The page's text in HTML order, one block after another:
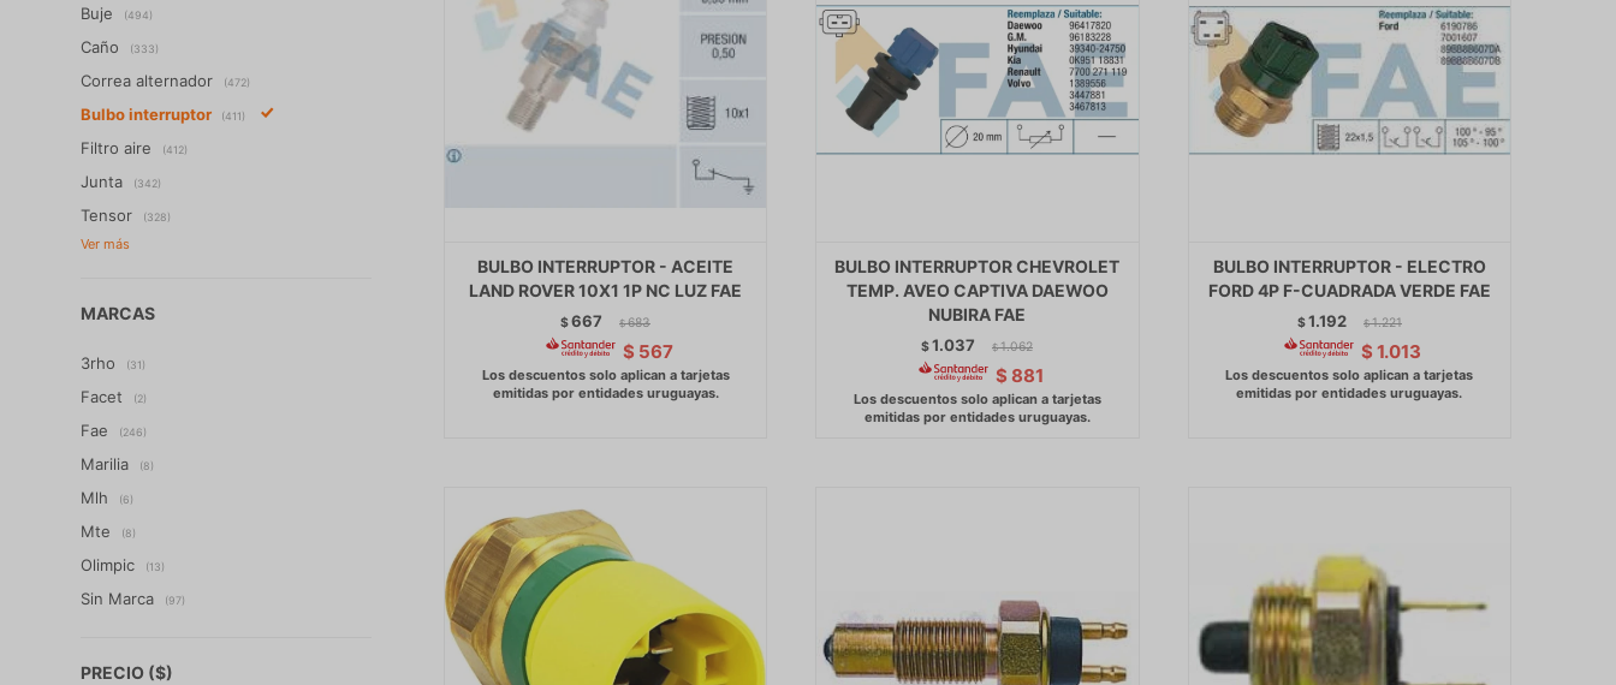
BULBO INTERRUPTOR - ACEITE
LAND ROVER 10X1 1P NC LUZ FAE
$667 $ 683
$ 567
BULBO INTERRUPTOR CHEVROLET
TEMP. AVEO CAPTIVA DAEWOO
NUBIRA FAE
$1.037 $ 1.062
$ 881
BULBO INTERRUPTOR - ELECTRO
FORD 4P F-CUADRADA VERDE FAE
$1.192 $ 1.221
$ 1.013
Buje (494)
Caño (333)
Correa alternador (472)
Bulbo interruptor (411)
Filtro aire (412)
Junta (342)
Tensor (328)
MARCAS
3rho (31)
Facet (2)
Fae (246)
Marilia (8)
Mlh (6)
Mte (8)
Olimpic (13)
Sin Marca (97)
PRECIO ($)